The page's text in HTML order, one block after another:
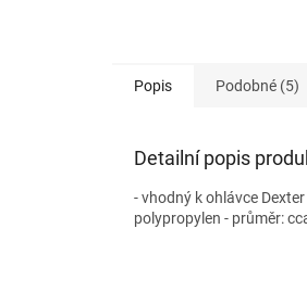
Popis Podobné (5)
Detailní popis
- vhodný k ohlávce
polypropylen - průměr: